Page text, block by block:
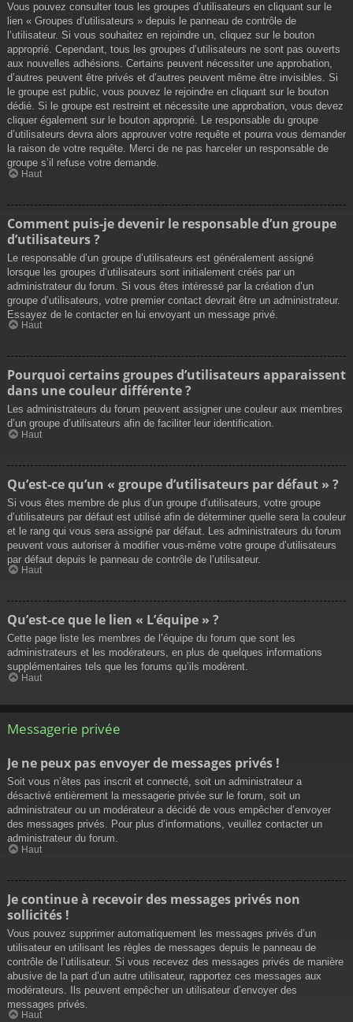
Vous pouvez consulter tous les groupes d’utilisateurs en cliquant sur le
lien « Groupes d’utilisateurs » depuis le panneau de contrôle de
l’utilisateur. Si vous souhaitez en rejoindre un, cliquez sur le bouton
approprié. Cependant, tous les groupes d’utilisateurs ne sont pas ouverts
aux nouvelles adhésions. Certains peuvent nécessiter une approbation,
d’autres peuvent être privés et d’autres peuvent même être invisibles. Si
le groupe est public, vous pouvez le rejoindre en cliquant sur le bouton
dédié. Si le groupe est restreint et nécessite une approbation, vous devez
cliquer également sur le bouton approprié. Le responsable du groupe
d’utilisateurs devra alors approuver votre requête et pourra vous demander
la raison de votre requête. Merci de ne pas harceler un responsable de
groupe s’il refuse votre demande.
Haut
Comment puis-je devenir le responsable d’un groupe
d’utilisateurs ?
Le responsable d’un groupe d’utilisateurs est généralement assigné
lorsque les groupes d’utilisateurs sont initialement créés par un
administrateur du forum. Si vous êtes intéressé par la création d’un
groupe d’utilisateurs, votre premier contact devrait être un administrateur.
Essayez de le contacter en lui envoyant un message privé.
Haut
Pourquoi certains groupes d’utilisateurs apparaissent
dans une couleur différente ?
Les administrateurs du forum peuvent assigner une couleur aux membres
d’un groupe d’utilisateurs afin de faciliter leur identification.
Haut
Qu’est-ce qu’un « groupe d’utilisateurs par défaut » ?
Si vous êtes membre de plus d’un groupe d’utilisateurs, votre groupe
d’utilisateurs par défaut est utilisé afin de déterminer quelle sera la couleur
et le rang qui vous sera assigné par défaut. Les administrateurs du forum
peuvent vous autoriser à modifier vous-même votre groupe d’utilisateurs
par défaut depuis le panneau de contrôle de l’utilisateur.
Haut
Qu’est-ce que le lien « L’équipe » ?
Cette page liste les membres de l’équipe du forum que sont les
administrateurs et les modérateurs, en plus de quelques informations
supplémentaires tels que les forums qu’ils modèrent.
Haut
Messagerie privée
Je ne peux pas envoyer de messages privés !
Soit vous n’êtes pas inscrit et connecté, soit un administrateur a
désactivé entièrement la messagerie privée sur le forum, soit un
administrateur ou un modérateur a décidé de vous empêcher d’envoyer
des messages privés. Pour plus d’informations, veuillez contacter un
administrateur du forum.
Haut
Je continue à recevoir des messages privés non
sollicités !
Vous pouvez supprimer automatiquement les messages privés d’un
utilisateur en utilisant les règles de messages depuis le panneau de
contrôle de l’utilisateur. Si vous recevez des messages privés de manière
abusive de la part d’un autre utilisateur, rapportez ces messages aux
modérateurs. Ils peuvent empêcher un utilisateur d’envoyer des
messages privés.
Haut